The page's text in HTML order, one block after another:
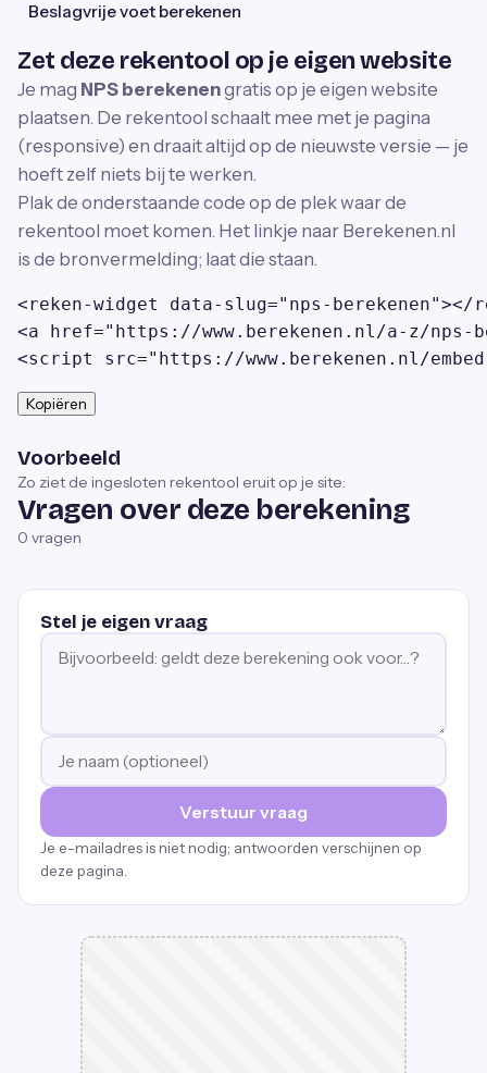
Beslagvrije voet berekenen
Zet deze rekentool op je eigen website
Je mag NPS berekenengratis op je eigen website
plaatsen. De rekentool schaalt mee met je pagina
(responsive) en draait altijd op de nieuwste versie — je
hoeft zelf niets bij te werken.
Plak de onderstaande code op de plek waar de
rekentool moet komen. Het linkje naar Berekenen.nl
is de bronvermelding; laat die staan.
<reken-widget data-slug="nps-berekenen"></
<a href="https://www.berekenen.nl/a-z/nps-
<script src="https://www.berekenen.nl/
Kopiëren
Voorbeeld
Zo ziet de ingesloten rekentool eruit op je site:
Vragen over deze berekening
0 vragen
Stel je eigen vraag
Verstuur vraag
Je e-mailadres is niet nodig; antwoorden verschijnen op
deze pagina.